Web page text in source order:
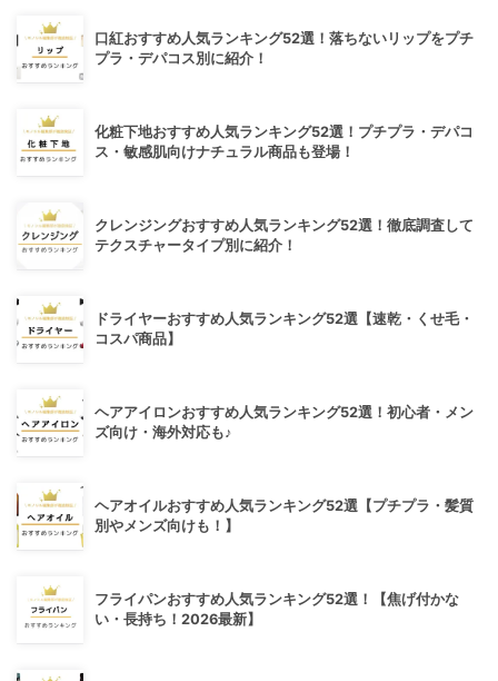
口紅おすすめ人気ランキング52選！落ちないリップをプチ
プラ・デパコス別に紹介！
化粧下地おすすめ人気ランキング52選！プチプラ・デパコ
ス・敏感肌向けナチュラル商品も登場！
クレンジングおすすめ人気ランキング52選！徹底調査して
テクスチャータイプ別に紹介！
ドライヤーおすすめ人気ランキング52選【速乾・くせ毛・
コスパ商品】
ヘアアイロンおすすめ人気ランキング52選！初心者・メン
ズ向け・海外対応も♪
ヘアオイルおすすめ人気ランキング52選【プチプラ・髪質
別やメンズ向けも！】
フライパンおすすめ人気ランキング52選！【焦げ付かな
い・長持ち！2026最新】